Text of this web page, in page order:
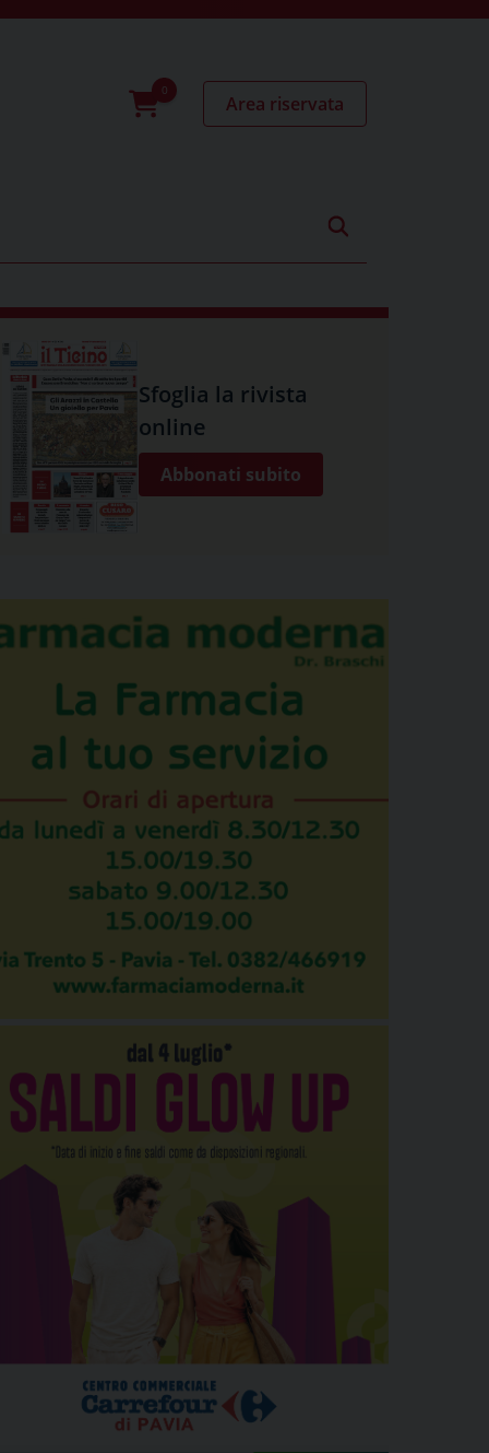
0
Area riservata
Sfoglia la rivista
online
Abbonati subito